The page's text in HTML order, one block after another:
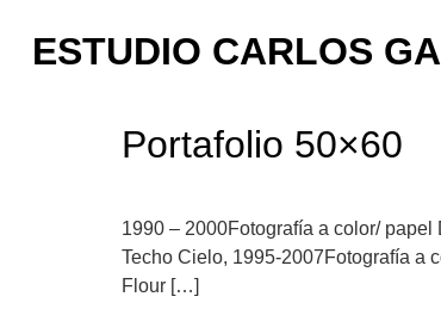
ESTUDIO CARLOS
Portafolio 50×60
1990 – 2000Fotografía a color/
Techo Cielo, 1995-2007Fotografía a
Flour […]